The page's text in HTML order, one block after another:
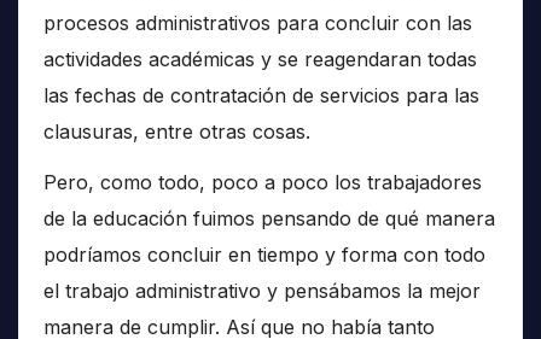
procesos administrativos para concluir con las
actividades académicas y se reagendaran todas
las fechas de contratación de servicios para las
clausuras, entre otras cosas.
Pero, como todo, poco a poco los trabajadores
de la educación fuimos pensando de qué manera
podríamos concluir en tiempo y forma con todo
el trabajo administrativo y pensábamos la mejor
manera de cumplir. Así que no había tanto